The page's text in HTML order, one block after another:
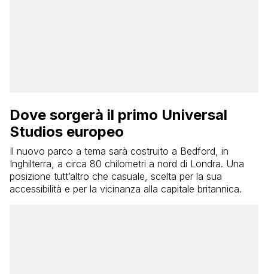
Dove sorgerà il primo Universal
Studios europeo
Il nuovo parco a tema sarà costruito a Bedford, in
Inghilterra, a circa 80 chilometri a nord di Londra. Una
posizione tutt’altro che casuale, scelta per la sua
accessibilità e per la vicinanza alla capitale britannica.